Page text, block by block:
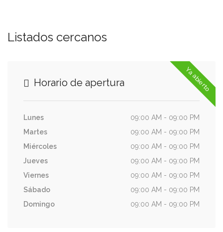
Listados cercanos
Ya abierto
Horario de apertura
Lunes
09:00 AM - 09:00 PM
Martes
09:00 AM - 09:00 PM
Miércoles
09:00 AM - 09:00 PM
Jueves
09:00 AM - 09:00 PM
Viernes
09:00 AM - 09:00 PM
Sábado
09:00 AM - 09:00 PM
Domingo
09:00 AM - 09:00 PM